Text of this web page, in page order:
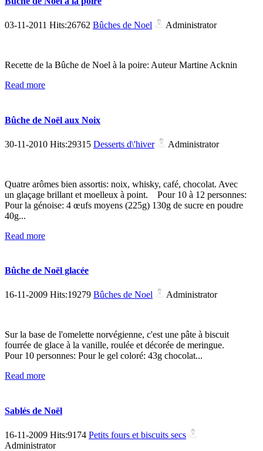
03-11-2011 Hits:26762 Bûches de Noel Administrator
Recette de la Bûche de Noel à la poire: Auteur Martine Acknin
Read more
Bûche de Noël aux Noix
30-11-2010 Hits:29315 Desserts d\'hiver Administrator
Quatre arômes bien assortis: noix, whisky, café, chocolat. Avec
un glaçage brillant et moelleux à point. Pour 10 à 12 personnes:
Pour la génoise: 4 œufs moyens (225g) 130g de sucre en poudre
40g...
Read more
Bûche de Noël glacée
16-11-2009 Hits:19279 Bûches de Noel Administrator
Sur la base de l'omelette norvégienne, c'est une pâte à biscuit
fourrée de glace à la vanille, roulée et décorée de meringue.
Pour 10 personnes: Pour le gel coloré: 43g chocolat...
Read more
Sablés de Noël
16-11-2009 Hits:9174 Petits fours et biscuits secs
Administrator